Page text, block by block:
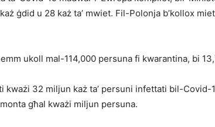
ġdid u 28 każ ta’ mwiet. Fil-Polonja b’kollox
ukoll mal-114,000 persuna fi kwarantina, bi
kważi 32 miljun każ ta’ persuni infettati bil-Covid-
għal kważi miljun persuna.